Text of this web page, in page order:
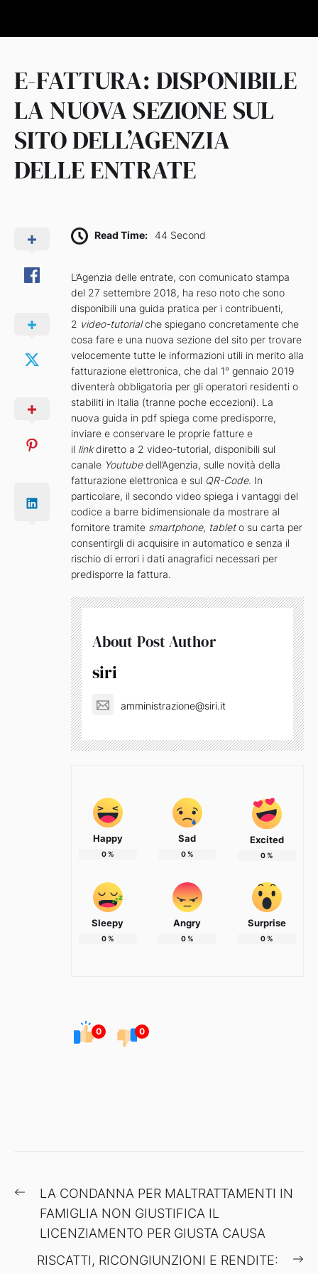
E-FATTURA: DISPONIBILE
LA NUOVA SEZIONE SUL
SITO DELL’AGENZIA
DELLE ENTRATE
Read Time: 44 Second
L’Agenzia delle entrate, con comunicato stampa
del 27 settembre 2018, ha reso noto che sono
disponibili una guida pratica per i contribuenti,
2 video-tutorialche spiegano concretamente che
cosa fare e una nuova sezione del sito per trovare
velocemente tutte le informazioni utili in merito alla
fatturazione elettronica, che dal 1° gennaio 2019
diventerà obbligatoria per gli operatori residenti o
stabiliti in Italia (tranne poche eccezioni). La
nuova guida in pdf spiega come predisporre,
inviare e conservare le proprie fatture e
il linkdiretto a 2 video-tutorial, disponibili sul
canale Youtubedell’Agenzia, sulle novità della
fatturazione elettronica e sul QR-Code. In
particolare, il secondo video spiega i vantaggi del
codice a barre bidimensionale da mostrare al
fornitore tramite smartphone, tableto su carta per
consentirgli di acquisire in automatico e senza il
rischio di errori i dati anagrafici necessari per
predisporre la fattura.
About Post Author
siri
amministrazione@siri.it
Happy
0%
Sad
0%
Excited
0%
Sleepy
0%
Angry
0%
Surprise
0%
0 0
Navigazione
articoli
Previous
post:
LA CONDANNA PER MALTRATTAMENTI IN
FAMIGLIA NON GIUSTIFICA IL
LICENZIAMENTO PER GIUSTA CAUSA
RISCATTI, RICONGIUNZIONI E RENDITE: